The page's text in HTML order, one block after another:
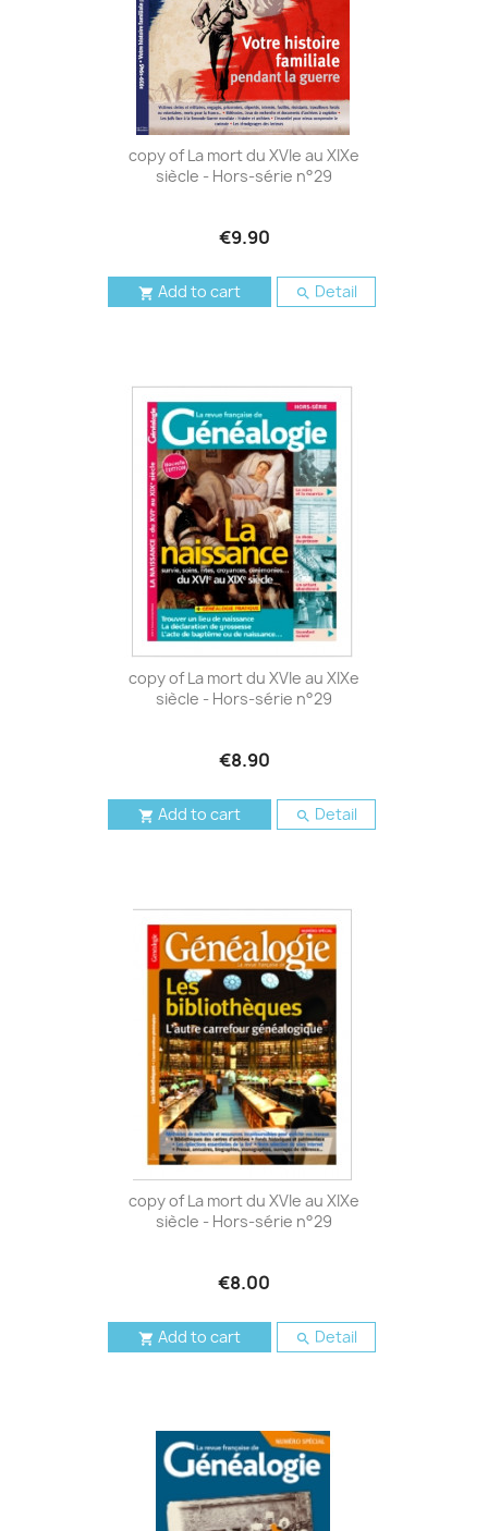
copy of La mort du XVIe au XIXe
siècle - Hors-série n°29
€9.90
 Add to cart  Detail
copy of La mort du XVIe au XIXe
siècle - Hors-série n°29
€8.90
 Add to cart  Detail
copy of La mort du XVIe au XIXe
siècle - Hors-série n°29
€8.00
 Add to cart  Detail